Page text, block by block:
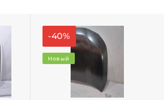
-40%
Новый